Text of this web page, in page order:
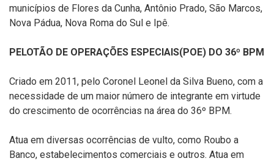
municípios de Flores da Cunha, Antônio Prado, São Marcos,
Nova Pádua, Nova Roma do Sul e Ipê.
PELOTÃO DE OPERAÇÕES ESPECIAIS(POE) DO 36º BPM
Criado em 2011, pelo Coronel Leonel da Silva Bueno, com a
necessidade de um maior número de integrante em virtude
do crescimento de ocorrências na área do 36º BPM.
Atua em diversas ocorrências de vulto, como Roubo a
Banco, estabelecimentos comerciais e outros. Atua em